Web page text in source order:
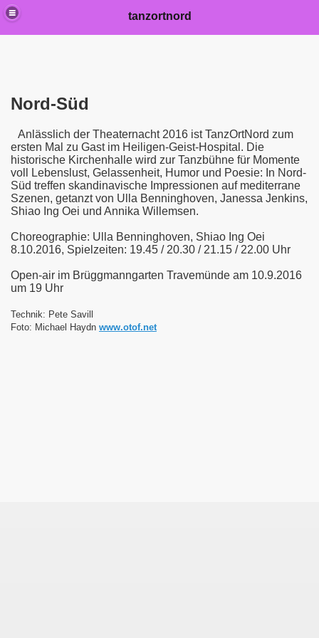
tanzortnord
Nord-Süd
Anlässlich der Theaternacht 2016 ist TanzOrtNord zum
ersten Mal zu Gast im Heiligen-Geist-Hospital. Die
historische Kirchenhalle wird zur Tanzbühne für Momente
voll Lebenslust, Gelassenheit, Humor und Poesie: In Nord-
Süd treffen skandinavische Impressionen auf mediterrane
Szenen, getanzt von Ulla Benninghoven, Janessa Jenkins,
Shiao Ing Oei und Annika Willemsen.
Choreographie: Ulla Benninghoven, Shiao Ing Oei
8.10.2016, Spielzeiten: 19.45 / 20.30 / 21.15 / 22.00 Uhr
Open-air im Brüggmanngarten Travemünde am 10.9.2016
um 19 Uhr
Technik: Pete Savill
Foto: Michael Haydn www.otof.net